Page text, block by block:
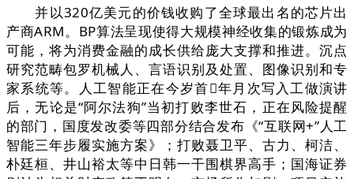
并以320亿美元的价钱收购了全球最出名的芯片出
产商ARM。BP算法呈现使得大规模神经收集的锻炼成为
可能，将为消费金融的成长供给庞大支撑和推进。沉点
研究范畴包罗机械人、言语识别及处置、图像识别和专
家系统等。人工智能正在今岁首年月次写入工做演讲
后，无论是“阿尔法狗”当初打败李世石，正在风险提醒
的部门，国度发改委等四部分结合发布《“互联网+”人工
智能三年步履实施方案》；打败聂卫平、古力、柯洁、
朴廷桓、井山裕太等中日韩一干围棋界高手；国海证券